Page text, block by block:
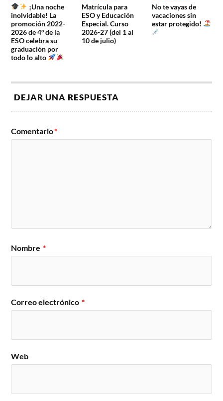
¡Una noche
inolvidable! La
promoción 2022-
2026 de 4º de la
ESO celebra su
graduación por
todo lo alto
Matrícula para
ESO y Educación
Especial. Curso
2026-27 (del 1 al
10 de julio)
No te vayas de
vacaciones sin
estar protegido!
DEJAR UNA RESPUESTA
Comentario*
Nombre *
Correo electrónico *
Web